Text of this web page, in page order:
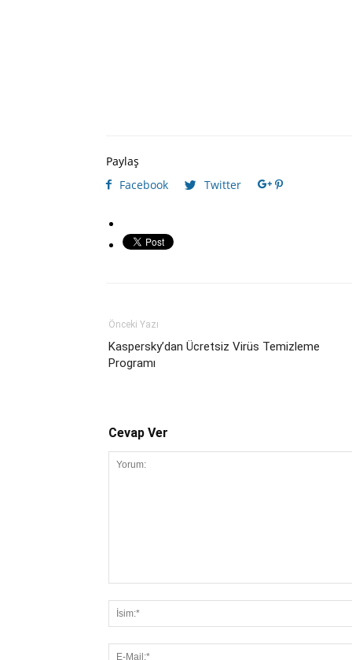
Paylaş
Facebook
Twitter
Önceki Yazı
Kaspersky’dan Ücretsiz Virüs Temizleme
Programı
Cevap Ver